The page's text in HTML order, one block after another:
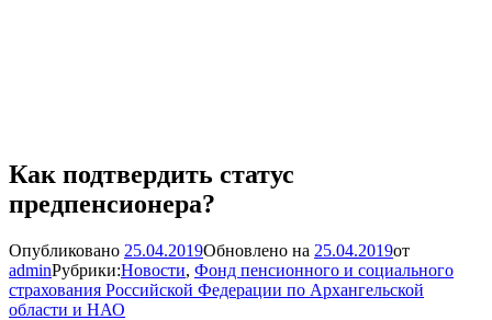
Как подтвердить статус
предпенсионера?
Опубликовано 25.04.2019Обновлено на 25.04.2019от
adminРубрики:Новости, Фонд пенсионного и социального
страхования Российской Федерации по Архангельской
области и НАО